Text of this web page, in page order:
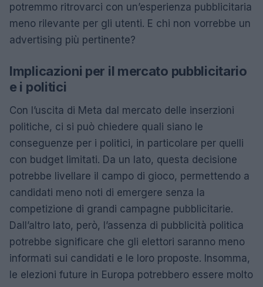
potremmo ritrovarci con un’esperienza pubblicitaria
meno rilevante per gli utenti. E chi non vorrebbe un
advertising più pertinente?
Implicazioni per il mercato pubblicitario
e i politici
Con l’uscita di Meta dal mercato delle inserzioni
politiche, ci si può chiedere quali siano le
conseguenze per i politici, in particolare per quelli
con budget limitati. Da un lato, questa decisione
potrebbe livellare il campo di gioco, permettendo a
candidati meno noti di emergere senza la
competizione di grandi campagne pubblicitarie.
Dall’altro lato, però, l’assenza di pubblicità politica
potrebbe significare che gli elettori saranno meno
informati sui candidati e le loro proposte. Insomma,
le elezioni future in Europa potrebbero essere molto